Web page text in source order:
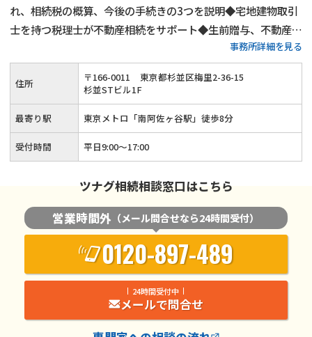
れ、相続税の概算、今後の手続きの3つを説明◆宅地建物取引
士を持つ税理士が不動産相続をサポート◆生前贈与、不動産活
用、遺言書作成といった生前対策も得意◆土日祝日相談（要予
約）とオンライン面談にも対応している忙しい方が相談しやす
い税理士事務所です。
事務所詳細を見る
住所 〒166-0011
東京都杉並区梅里2-36-15
杉並STビル1F
最寄り駅 東京メトロ「南阿佐ヶ谷駅」徒歩8分
受付時間 平日9:00～17:00
ツナグ相続相談窓口はこちら
営業時間外 （メール問合せなら24時間受付）
0120-897-489
24時間受付中
メールで問合せ